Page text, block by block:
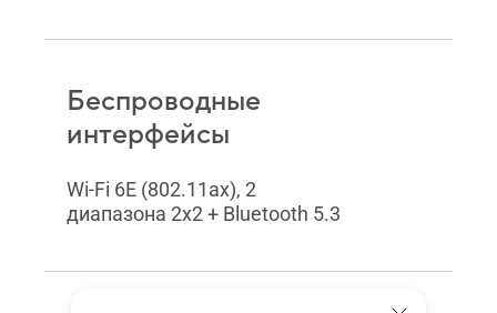
Беспроводные
интерфейсы
Wi-Fi 6E (802.11ax), 2
диапазона 2х2 + Bluetooth 5.3